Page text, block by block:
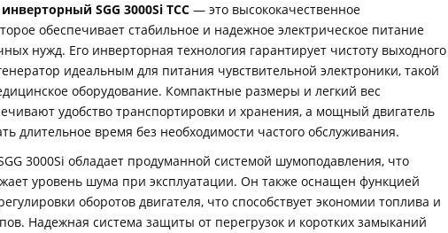
SGG 3000Si ТСС — это высококачественное
обеспечивает стабильное и надежное электрическое питание
нужд. Его инверторная технология гарантирует чистоту выходного
идеальным для питания чувствительной электроники, такой
оборудование. Компактные размеры и легкий вес
удобство транспортировки и хранения, а мощный двигатель
длительное время без необходимости частого обслуживания.
3000Si обладает продуманной системой шумоподавления, что
уровень шума при эксплуатации. Он также оснащен функцией
оборотов двигателя, что способствует экономии топлива и
Надежная система защиты от перегрузок и коротких замыканий